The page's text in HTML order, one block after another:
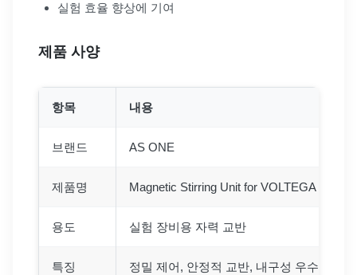
실험 효율 향상에 기여
제품 사양
항목 내용
브랜드 AS ONE
제품명 Magnetic Stirring Unit for VOLTEGA and
용도 실험 장비용 자력 교반
특징 정밀 제어, 안정적 교반, 내구성 우수